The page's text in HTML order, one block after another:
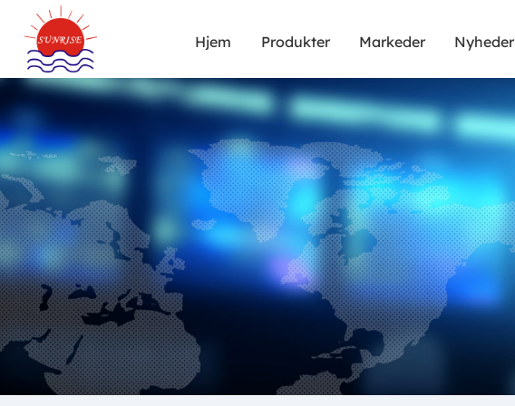
Hjem Produkter Markeder Nyheder